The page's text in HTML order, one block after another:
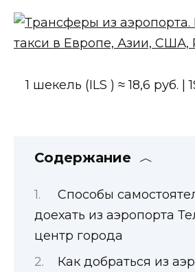
1 шекель (ILS ) ≈ 18,6 руб. |
Содержание
Способы
доехать из аэропорта
центр города
Как добраться из